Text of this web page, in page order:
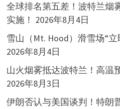
全球排名第五差！波特兰烟
实施！ 2026年8月4日
雪山（Mt. Hood）滑雪场“
2026年8月4日
山火烟雾抵达波特兰！高温
2026年8月3日
伊朗否认与美国谈判！特朗